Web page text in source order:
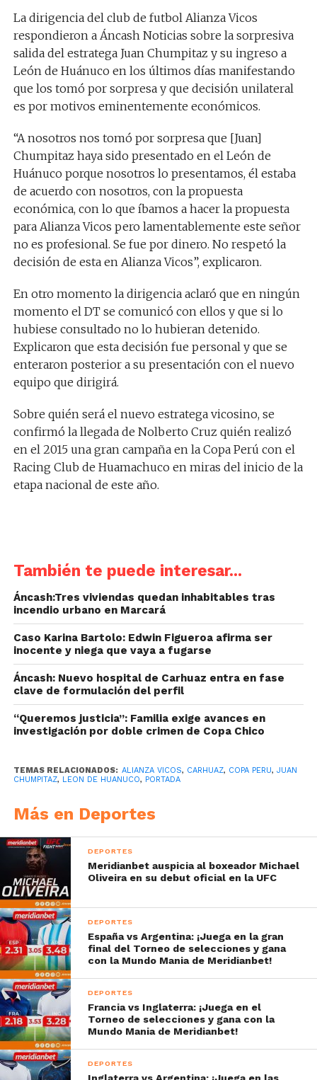
La dirigencia del club de futbol Alianza Vicos
respondieron a Áncash Noticias sobre la sorpresiva
salida del estratega Juan Chumpitaz y su ingreso a
León de Huánuco en los últimos días manifestando
que los tomó por sorpresa y que decisión unilateral
es por motivos eminentemente económicos.
“A nosotros nos tomó por sorpresa que [Juan]
Chumpitaz haya sido presentado en el León de
Huánuco porque nosotros lo presentamos, él estaba
de acuerdo con nosotros, con la propuesta
económica, con lo que íbamos a hacer la propuesta
para Alianza Vicos pero lamentablemente este señor
no es profesional. Se fue por dinero. No respetó la
decisión de esta en Alianza Vicos”, explicaron.
En otro momento la dirigencia aclaró que en ningún
momento el DT se comunicó con ellos y que si lo
hubiese consultado no lo hubieran detenido.
Explicaron que esta decisión fue personal y que se
enteraron posterior a su presentación con el nuevo
equipo que dirigirá.
Sobre quién será el nuevo estratega vicosino, se
confirmó la llegada de Nolberto Cruz quién realizó
en el 2015 una gran campaña en la Copa Perú con el
Racing Club de Huamachuco en miras del inicio de la
etapa nacional de este año.
También te puede interesar...
Áncash:Tres viviendas quedan inhabitables tras
incendio urbano en Marcará
Caso Karina Bartolo: Edwin Figueroa afirma ser
inocente y niega que vaya a fugarse
Áncash: Nuevo hospital de Carhuaz entra en fase
clave de formulación del perfil
“Queremos justicia”: Familia exige avances en
investigación por doble crimen de Copa Chico
TEMAS RELACIONADOS: ALIANZA VICOS, CARHUAZ, COPA PERU, JUAN
CHUMPITAZ, LEON DE HUANUCO, PORTADA
Más en Deportes
DEPORTES
Meridianbet auspicia al boxeador Michael
Oliveira en su debut oficial en la UFC
DEPORTES
España vs Argentina: ¡Juega en la gran
final del Torneo de selecciones y gana
con la Mundo Mania de Meridianbet!
DEPORTES
Francia vs Inglaterra: ¡Juega en el
Torneo de selecciones y gana con la
Mundo Mania de Meridianbet!
DEPORTES